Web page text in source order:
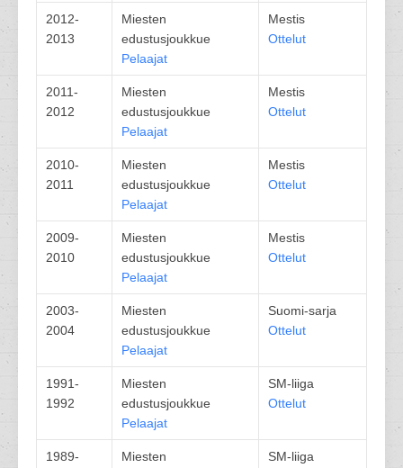
2012-
2013
Miesten
edustusjoukkue
Pelaajat
Mestis
Ottelut
2011-
2012
Miesten
edustusjoukkue
Pelaajat
Mestis
Ottelut
2010-
2011
Miesten
edustusjoukkue
Pelaajat
Mestis
Ottelut
2009-
2010
Miesten
edustusjoukkue
Pelaajat
Mestis
Ottelut
2003-
2004
Miesten
edustusjoukkue
Pelaajat
Suomi-sarja
Ottelut
1991-
1992
Miesten
edustusjoukkue
Pelaajat
SM-liiga
Ottelut
1989-
Miesten
SM-liiga